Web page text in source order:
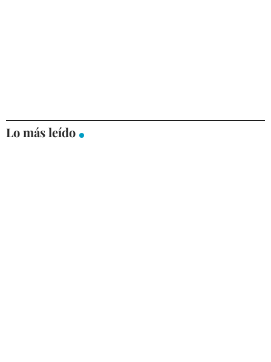
Lo más leído